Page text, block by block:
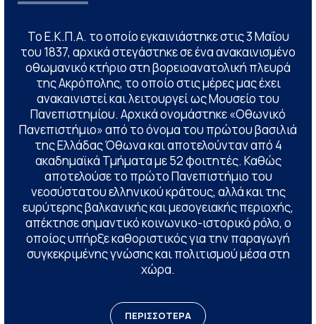
Το Ε.Κ.Π.Α. το οποίο εγκαινιάστηκε στις 3 Μαΐου
του 1837, αρχικά στεγάστηκε σε ένα ανακαινισμένο
οθωμανικό κτήριο στη βορειοανατολική πλευρά
της Ακρόπολης, το οποίο στις μέρες μας έχει
ανακαινιστεί και λειτουργεί ως Μουσείο του
Πανεπιστημίου. Αρχικά ονομάστηκε «Οθωνικό
Πανεπιστήμιο» από το όνομα του πρώτου βασιλιά
της Ελλάδας Όθωνα και αποτελούνταν από 4
ακαδημαϊκά Τμήματα με 52 φοιτητές. Καθώς
αποτελούσε το πρώτο Πανεπιστήμιο του
νεοσύστατου ελληνικού κράτους, αλλά και της
ευρύτερης βαλκανικής και μεσογειακής περιοχής,
απέκτησε σημαντικό κοινωνικο-ιστορικό ρόλο, ο
οποίος υπήρξε καθοριστικός για την παραγωγή
συγκεκριμένης γνώσης και πολιτισμού μέσα στη
χώρα.
ΠΕΡΙΣΣΟΤΕΡΑ